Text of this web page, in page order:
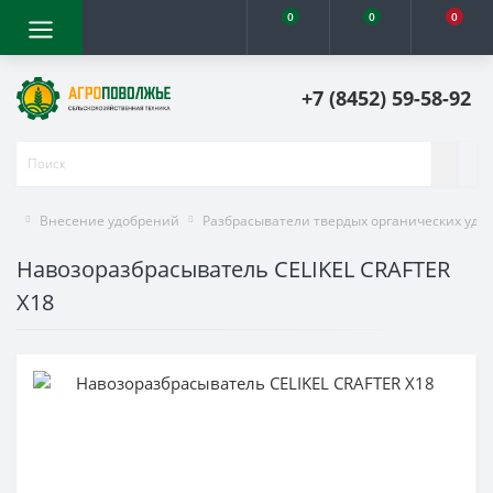
0 0 0
+7 (8452) 59-58-92
Внесение удобрений Разбрасыватели твердых органических
Навозоразбрасыватель CELIKEL CRAFTER
X18